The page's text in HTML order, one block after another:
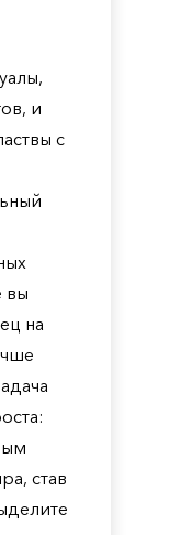
и
с
вы
на
став